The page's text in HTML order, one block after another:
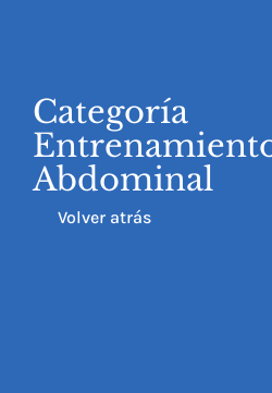
Categoría
Abdominal
Volver atrás